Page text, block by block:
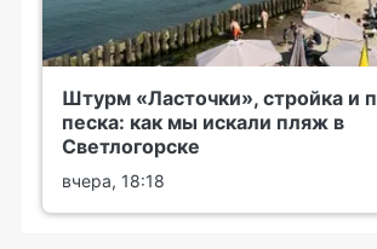
Штурм «Ласточки», стройка и
песка: как мы искали пляж в
Светлогорске
вчера, 18:18